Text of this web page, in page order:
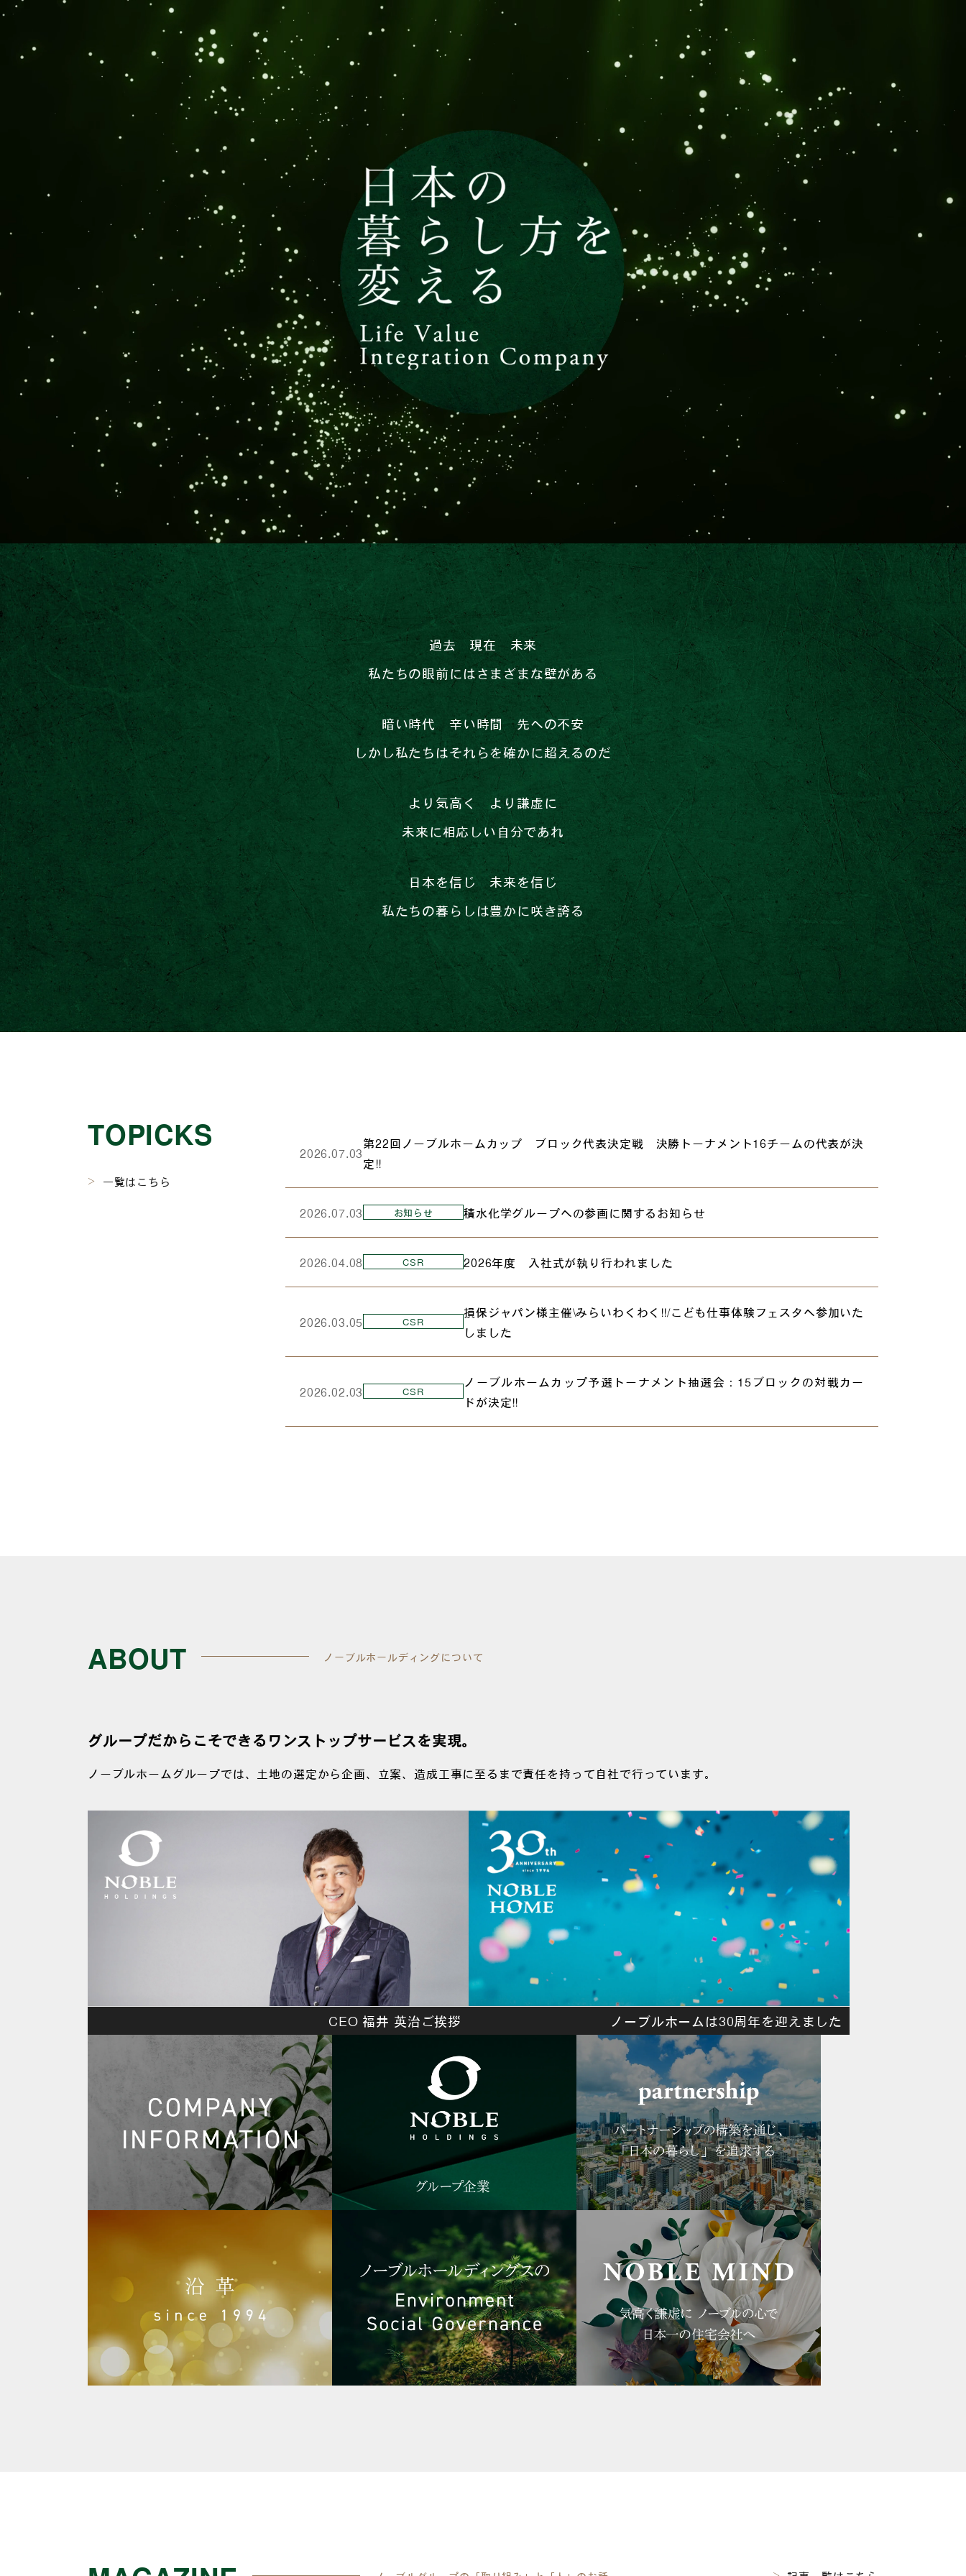
過去 現在 未来
私たちの眼前にはさまざまな壁がある
暗い時代 辛い時間 先への不安
しかし私たちはそれらを確かに超えるのだ
より気高く より謙虚に
未来に相応しい自分であれ
日本を信じ 未来を信じ
私たちの暮らしは豊かに咲き誇る
TOPICKS
一覧はこちら
2026.07.03
第22回ノーブルホームカップ ブロック代表決定戦 決勝トーナメント16チームの代表が決
定‼
2026.07.03 お知らせ 積水化学グループへの参画に関するお知らせ
2026.04.08 CSR 2026年度 入社式が執り行われました
2026.03.05 CSR
損保ジャパン様主催\みらいわくわく‼/こども仕事体験フェスタへ参加いた
しました
2026.02.03 CSR
ノーブルホームカップ予選トーナメント抽選会：15ブロックの対戦カー
ドが決定‼
ABOUT ノーブルホールディングについて
グループだからこそできるワンストップサービスを実現。
ノーブルホームグループでは、土地の選定から企画、立案、造成工事に至るまで責任を持って自社で行っています。
CEO 福井 英治ご挨拶 ノーブルホームは30周年を迎えました